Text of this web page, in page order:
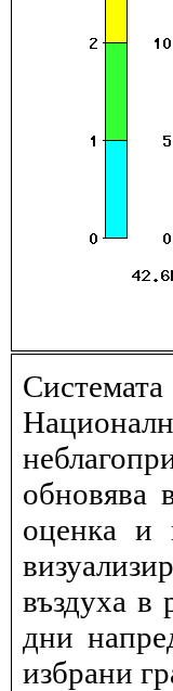
обновява
оценка и
въздуха в
дни
избрани